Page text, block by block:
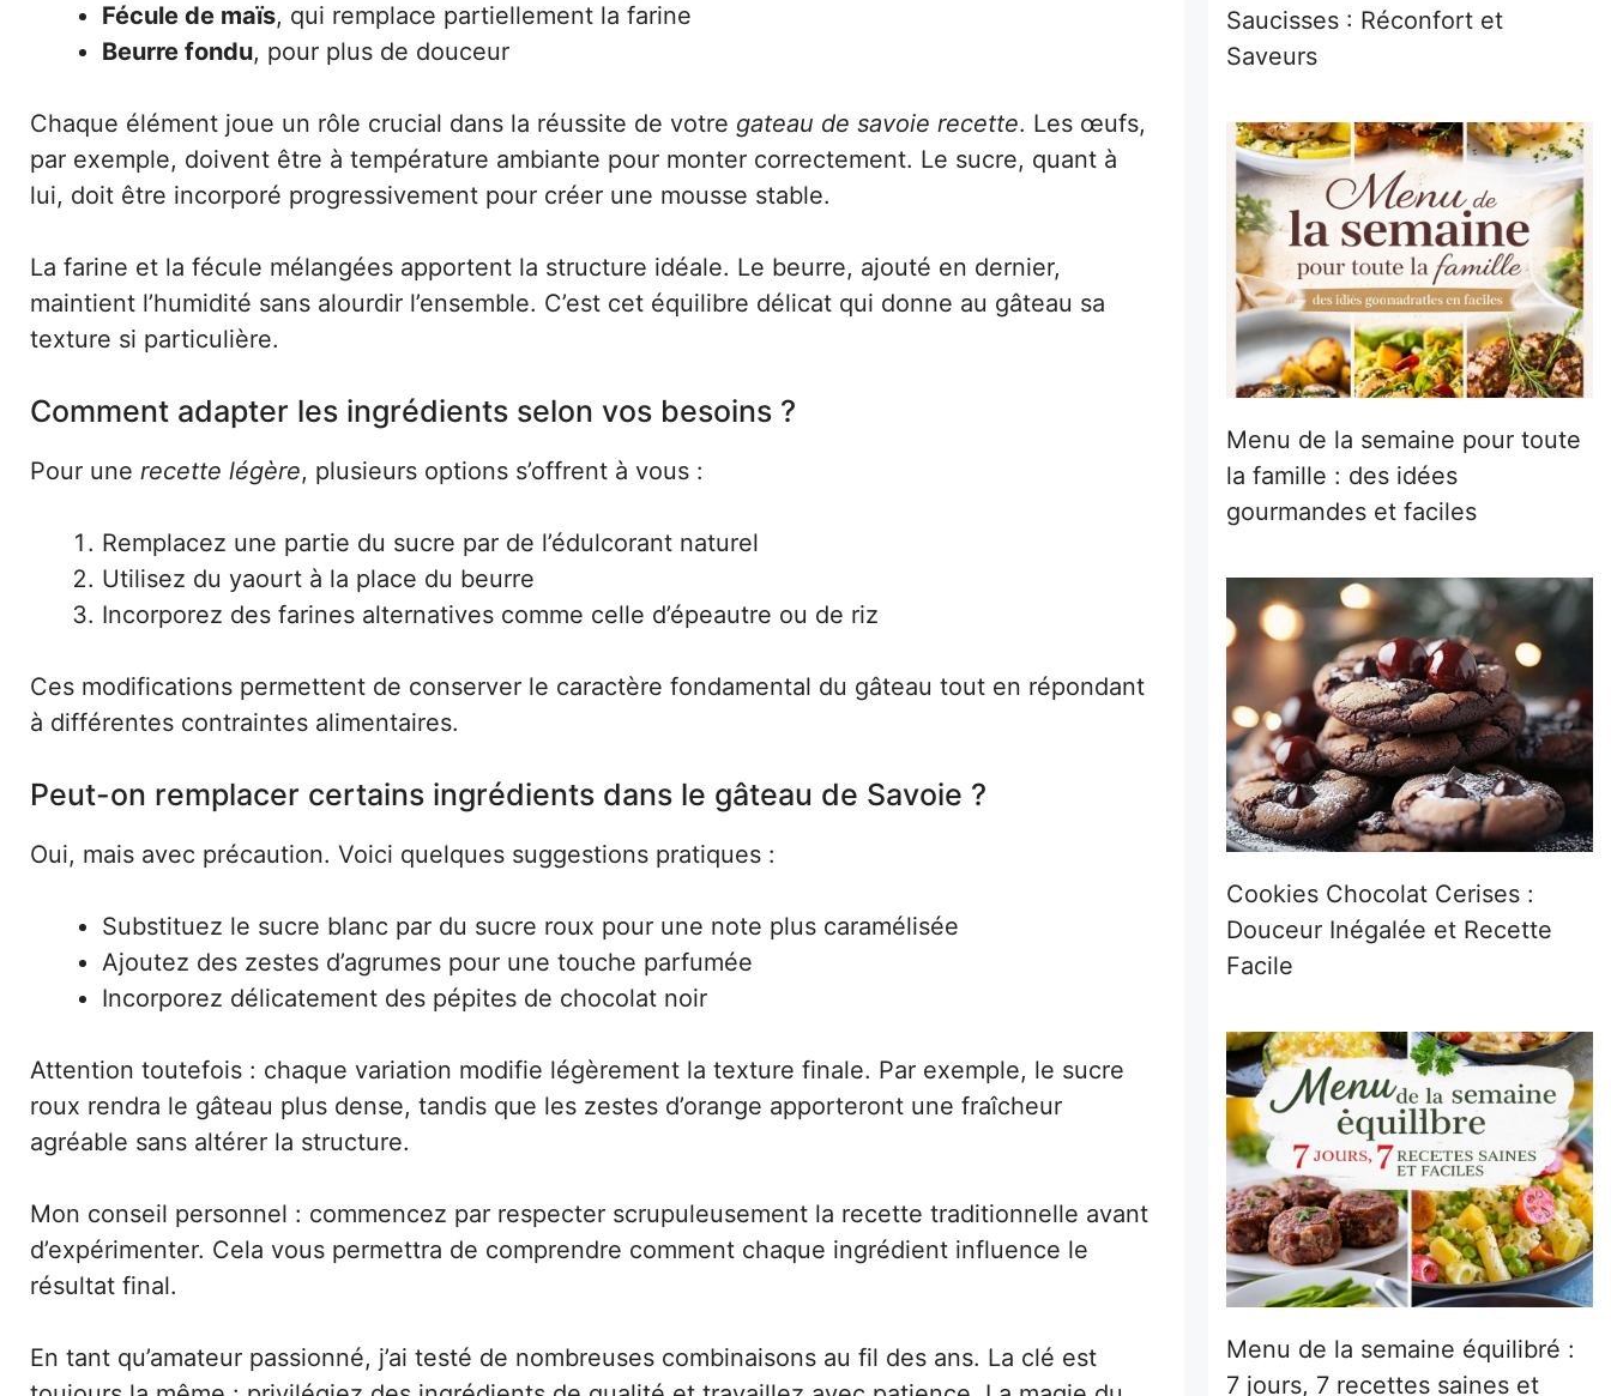
Fécule de maïs, qui remplace partiellement la farine
Beurre fondu, pour plus de douceur
Chaque élément joue un rôle crucial dans la réussite de votre gateau de savoie recette. Les œufs,
par exemple, doivent être à température ambiante pour monter correctement. Le sucre, quant à
lui, doit être incorporé progressivement pour créer une mousse stable.
La farine et la fécule mélangées apportent la structure idéale. Le beurre, ajouté en dernier,
maintient l’humidité sans alourdir l’ensemble. C’est cet équilibre délicat qui donne au gâteau sa
texture si particulière.
Comment adapter les ingrédients selon vos besoins ?
Pour une recette légère, plusieurs options s’offrent à vous :
Remplacez une partie du sucre par de l’édulcorant naturel
Utilisez du yaourt à la place du beurre
Incorporez des farines alternatives comme celle d’épeautre ou de riz
Ces modifications permettent de conserver le caractère fondamental du gâteau tout en répondant
à différentes contraintes alimentaires.
Peut-on remplacer certains ingrédients dans le gâteau de Savoie ?
Oui, mais avec précaution. Voici quelques suggestions pratiques :
Substituez le sucre blanc par du sucre roux pour une note plus caramélisée
Ajoutez des zestes d’agrumes pour une touche parfumée
Incorporez délicatement des pépites de chocolat noir
Attention toutefois : chaque variation modifie légèrement la texture finale. Par exemple, le sucre
roux rendra le gâteau plus dense, tandis que les zestes d’orange apporteront une fraîcheur
agréable sans altérer la structure.
Mon conseil personnel : commencez par respecter scrupuleusement la recette traditionnelle avant
d’expérimenter. Cela vous permettra de comprendre comment chaque ingrédient influence le
résultat final.
En tant qu’amateur passionné, j’ai testé de nombreuses combinaisons au fil des ans. La clé est
Saucisses : Réconfort et
Saveurs
Menu de la semaine pour toute
la famille : des idées
gourmandes et faciles
Cookies Chocolat Cerises :
Douceur Inégalée et Recette
Facile
Menu de la semaine équilibré :
7 jours, 7 recettes saines et